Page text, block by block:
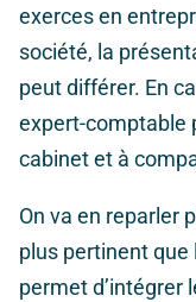
exerces en
société, la
peut différer. En
expert-comptable
cabinet et à
On va en reparler
plus pertinent que
permet d’intégrer